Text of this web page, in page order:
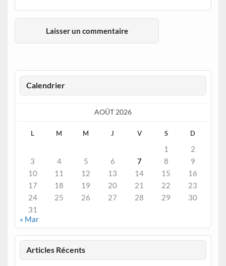
Calendrier
AOÛT 2026
L M M J V S D
1
2
3
4 5 6 7 8
9
10
11 12 13 14 15
16
17
18 19 20 21 22
23
24
25 26 27 28 29
30
31
« Mar
Articles Récents